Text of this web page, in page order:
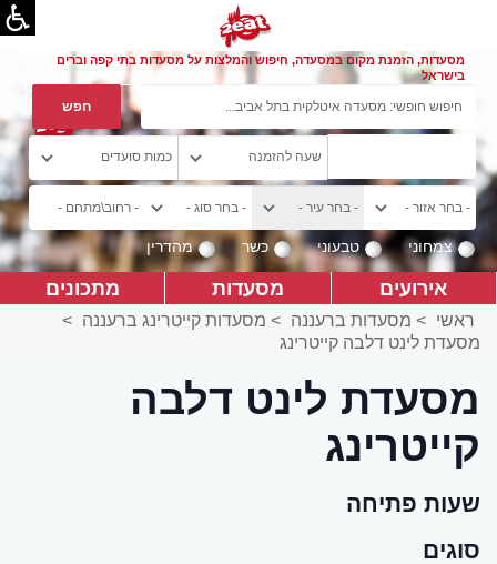
מסעדות, הזמנת מקום במסעדה, חיפוש והמלצות על מסעדות בתי קפה וברים
בישראל
צמחוני טבעוני כשר מהדרין
אירועים מסעדות מתכונים
ראשי > מסעדות ברעננה > מסעדות קייטרינג ברעננה >
מסעדת לינט דלבה קייטרינג
מסעדת לינט דלבה
קייטרינג
שעות פתיחה
סוגים